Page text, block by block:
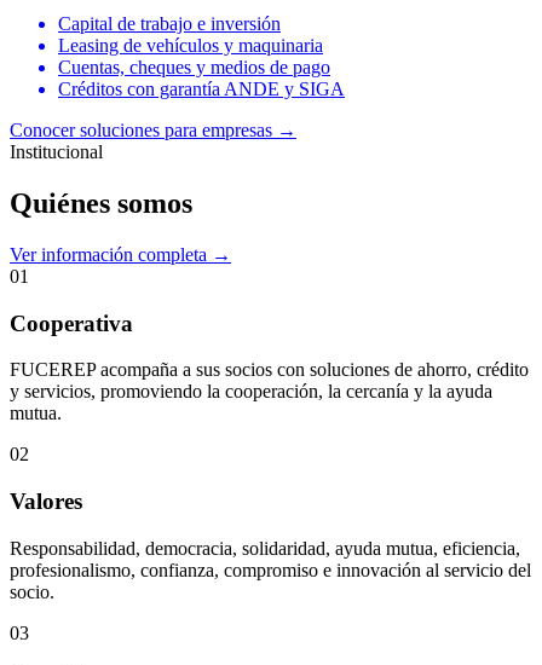
Capital de trabajo e inversión
Leasing de vehículos y maquinaria
Cuentas, cheques y medios de pago
Créditos con garantía ANDE y SIGA
Conocer soluciones para empresas →
Institucional
Quiénes somos
Ver información completa →
01
Cooperativa
FUCEREP acompaña a sus socios con soluciones de ahorro, crédito
y servicios, promoviendo la cooperación, la cercanía y la ayuda
mutua.
02
Valores
Responsabilidad, democracia, solidaridad, ayuda mutua, eficiencia,
profesionalismo, confianza, compromiso e innovación al servicio del
socio.
03